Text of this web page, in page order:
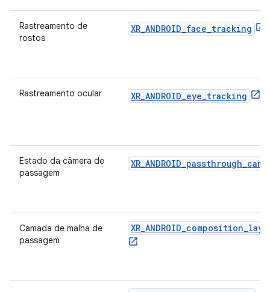
Rastreamento de
rostos
XR_ANDROID_face_tracking
Rastreamento ocular XR_ANDROID_eye_tracking
Estado da câmera de
passagem
Camada de malha de
passagem